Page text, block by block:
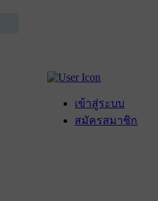
เข้าสู่ระบบ
สมัครสมาชิก